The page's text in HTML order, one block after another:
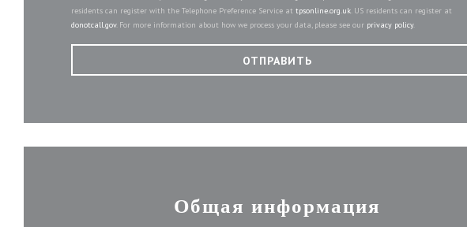
residents can register with the Telephone Preference Service at tpsonline.org.uk. US residents can register at
donotcall.gov. For more information about how we process your data, please see our privacy policy.
Общая информация